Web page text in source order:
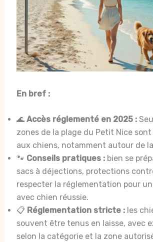
En bref :
🌊 Accès réglementé en 2025 :
zones de la plage du Petit Nice
aux chiens, notamment autour de
🐾 Conseils pratiques :bien se
sacs à déjections, protections
respecter la réglementation pour
avec chien réussie.
📋 Réglementation stricte :les
souvent être tenus en laisse, avec
selon la catégorie et la zone